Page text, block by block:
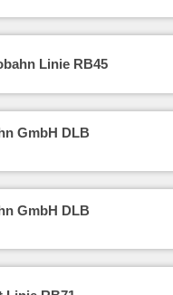
Linie RB45
GmbH DLB
GmbH DLB